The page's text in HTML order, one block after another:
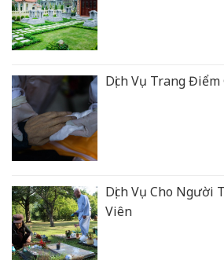
Dịch Vụ Trang
Dịch Vụ Cho Người
Viên